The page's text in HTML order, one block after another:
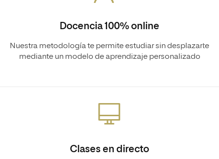
Docencia 100% online
Nuestra metodología te permite estudiar sin desplazarte
mediante un modelo de aprendizaje personalizado
Clases en directo